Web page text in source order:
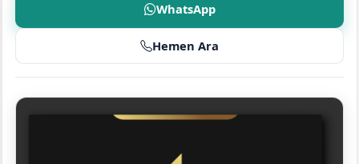
WhatsApp
Hemen Ara